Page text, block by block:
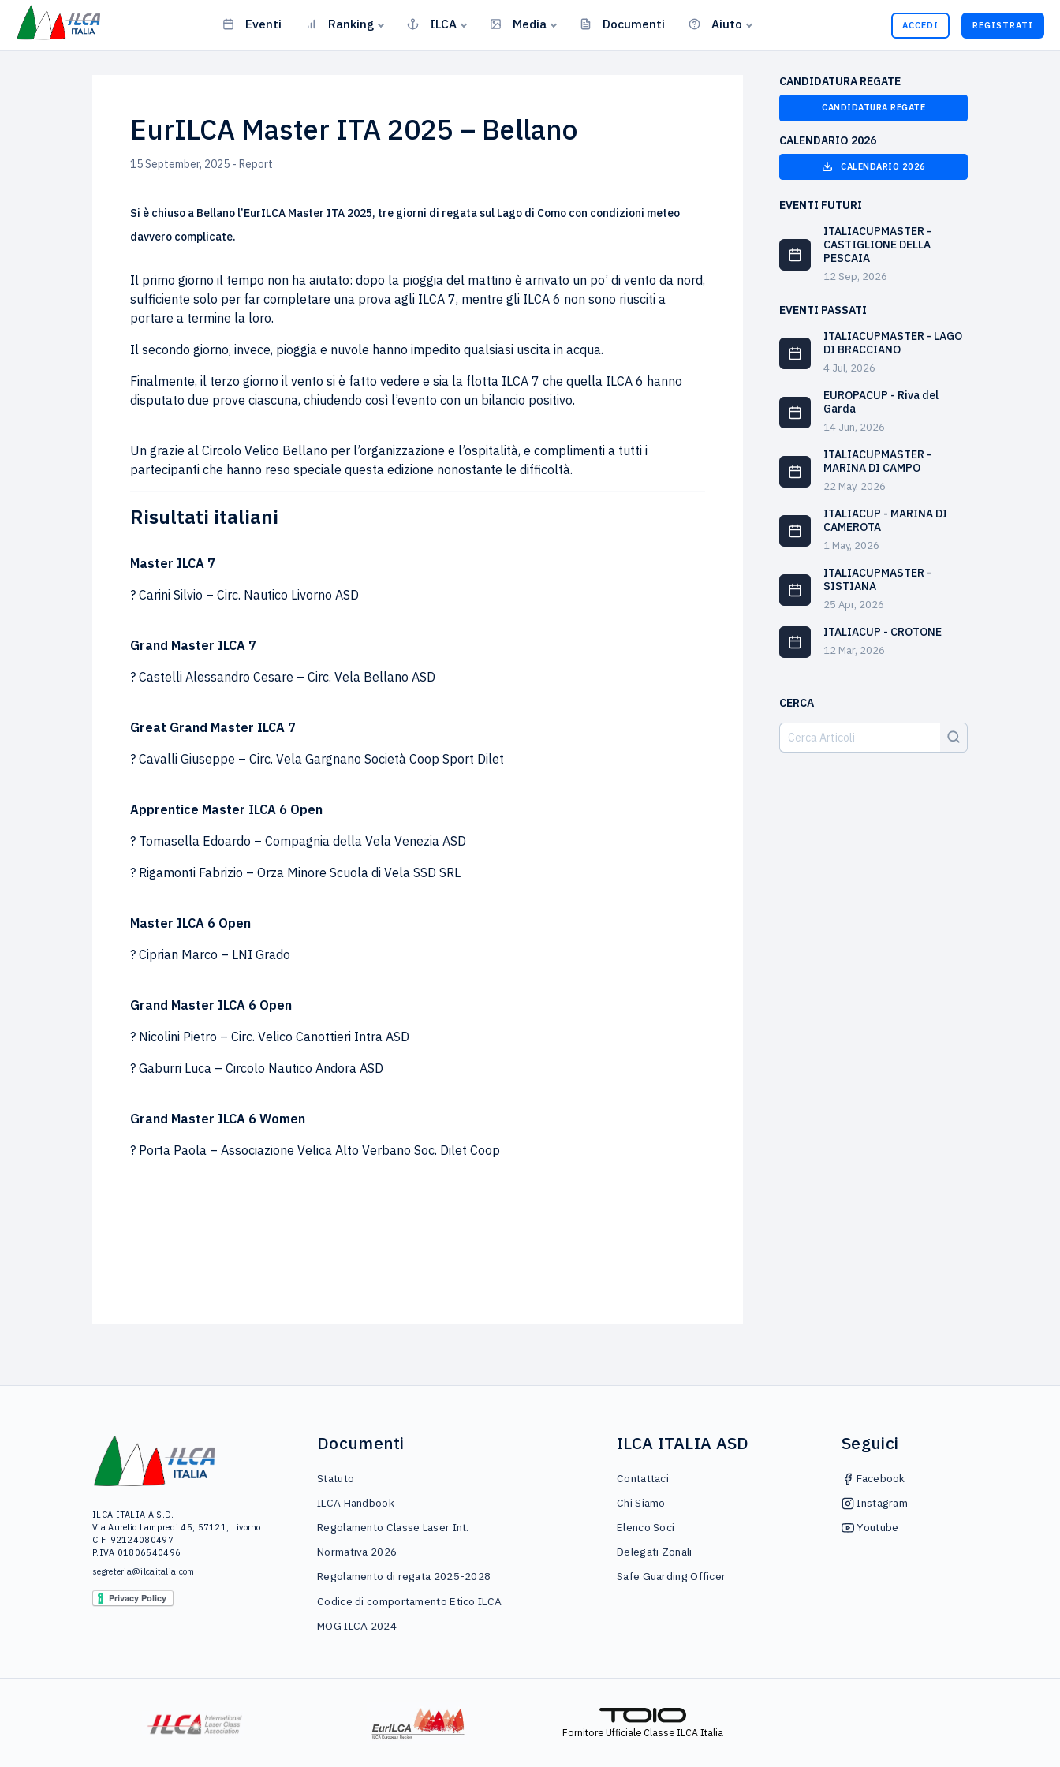
Eventi Ranking ILCA Media Documenti Aiuto ACCEDI REGISTRATI
EurILCA Master ITA 2025 – Bellano
15 September, 2025 - Report
Si è chiuso a Bellano l’EurILCA Master ITA 2025, tre giorni di regata sul Lago di Como con condizioni meteo
davvero complicate.
Il primo giorno il tempo non ha aiutato: dopo la pioggia del mattino è arrivato un po’ di vento da nord,
sufficiente solo per far completare una prova agli ILCA 7, mentre gli ILCA 6 non sono riusciti a
portare a termine la loro.
Il secondo giorno, invece, pioggia e nuvole hanno impedito qualsiasi uscita in acqua.
Finalmente, il terzo giorno il vento si è fatto vedere e sia la flotta ILCA 7 che quella ILCA 6 hanno
disputato due prove ciascuna, chiudendo così l’evento con un bilancio positivo.
Un grazie al Circolo Velico Bellano per l’organizzazione e l’ospitalità, e complimenti a tutti i
partecipanti che hanno reso speciale questa edizione nonostante le difficoltà.
Risultati italiani
Master ILCA 7
? Carini Silvio – Circ. Nautico Livorno ASD
Grand Master ILCA 7
? Castelli Alessandro Cesare – Circ. Vela Bellano ASD
Great Grand Master ILCA 7
? Cavalli Giuseppe – Circ. Vela Gargnano Società Coop Sport Dilet
Apprentice Master ILCA 6 Open
? Tomasella Edoardo – Compagnia della Vela Venezia ASD
? Rigamonti Fabrizio – Orza Minore Scuola di Vela SSD SRL
Master ILCA 6 Open
? Ciprian Marco – LNI Grado
Grand Master ILCA 6 Open
? Nicolini Pietro – Circ. Velico Canottieri Intra ASD
? Gaburri Luca – Circolo Nautico Andora ASD
Grand Master ILCA 6 Women
? Porta Paola – Associazione Velica Alto Verbano Soc. Dilet Coop
CANDIDATURA REGATE
CANDIDATURA REGATE
CALENDARIO 2026
CALENDARIO 2026
EVENTI FUTURI
ITALIACUPMASTER -
CASTIGLIONE DELLA
PESCAIA
12 Sep, 2026
EVENTI PASSATI
ITALIACUPMASTER - LAGO
DI BRACCIANO
4 Jul, 2026
EUROPACUP - Riva del
Garda
14 Jun, 2026
ITALIACUPMASTER -
MARINA DI CAMPO
22 May, 2026
ITALIACUP - MARINA DI
CAMEROTA
1 May, 2026
ITALIACUPMASTER -
SISTIANA
25 Apr, 2026
ITALIACUP - CROTONE
12 Mar, 2026
CERCA
ILCA ITALIA A.S.D.
Via Aurelio Lampredi 45, 57121, Livorno
C.F. 92124080497
P.IVA 01806540496
segreteria@ilcaitalia.com
Documenti
Statuto
ILCA Handbook
Regolamento Classe Laser Int.
Normativa 2026
Regolamento di regata 2025-2028
Codice di comportamento Etico ILCA
MOG ILCA 2024
ILCA ITALIA ASD
Contattaci
Chi Siamo
Elenco Soci
Delegati Zonali
Safe Guarding Officer
Seguici
Facebook
Instagram
Youtube
Fornitore Ufficiale Classe ILCA Italia